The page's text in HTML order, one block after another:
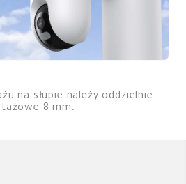
na słupie należy oddzielnie
8 mm.